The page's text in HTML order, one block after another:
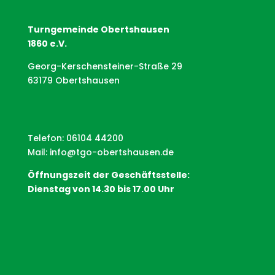
Turngemeinde Obertshausen
1860 e.V.
Georg-Kerschensteiner-Straße 29
63179 Obertshausen
Telefon: 06104 44200
Mail: info@tgo-obertshausen.de
Öffnungszeit der Geschäftsstelle:
Dienstag von 14.30 bis 17.00 Uhr